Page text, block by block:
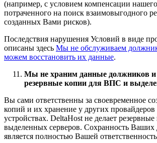
(например, с условием компенсации
потраченного на поиск взаимовыгодного
созданных Вами рисков).
Последствия нарушения Условий в виде
описаны здесь Мы не обслуживаем
можем восстановить их данные.
Мы не храним данные должников и
резервные копии для ВПС и
Вы сами ответственны за своевременное
копий и их хранение у других
устройствах. DeltaHost не делает
выделенных серверов. Сохранность Ваших
является полностью Вашей